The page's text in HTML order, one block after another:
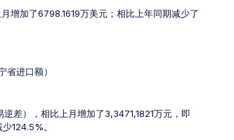
增加了6798.1619万美元；相比上年同期减少了
省进口额）
差），相比上月增加了3,3471,1821万元，即
124.5%。